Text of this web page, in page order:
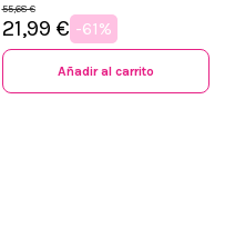
55,68 €
21,99 € -61%
Añadir al carrito